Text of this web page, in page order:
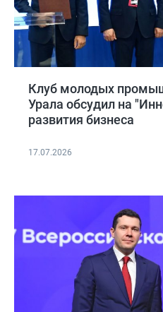
Клуб молодых
Урала обсудил на
развития бизнеса
17.07.2026